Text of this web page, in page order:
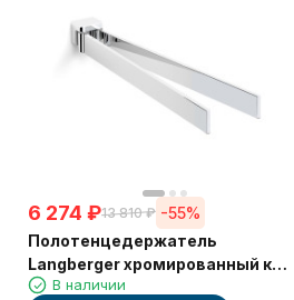
6 274 ₽13 810 ₽ -55%
Полотенцедержатель
Langberger хромированный к
стене двойной поворотный
В наличии